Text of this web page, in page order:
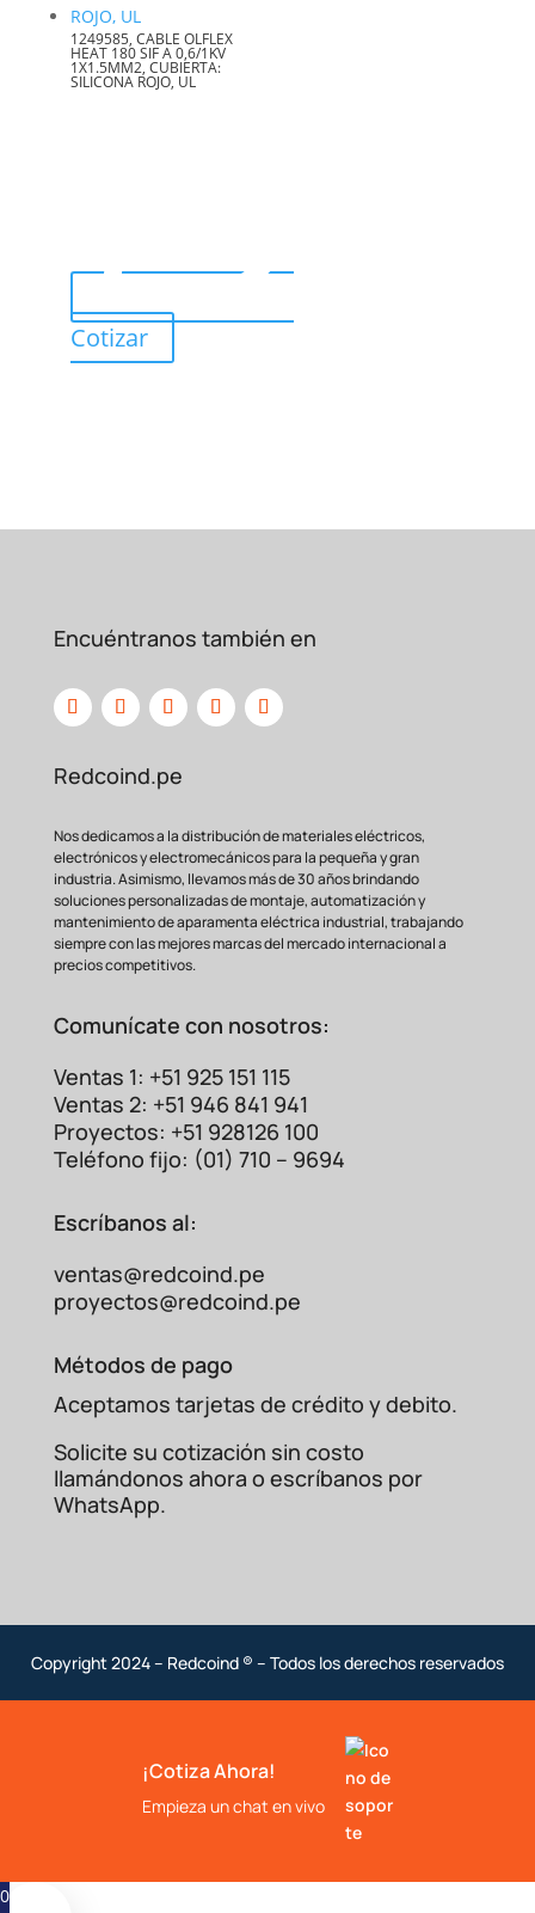
1249585, CABLE OLFLEX
HEAT 180 SIF A 0,6/1KV
1X1.5MM2, CUBIERTA:
SILICONA ROJO, UL
Cotizar
Encuéntranos también en
Redcoind.pe
Nos dedicamos a la distribución de materiales eléctricos,
electrónicos y electromecánicos para la pequeña y gran
industria. Asimismo, llevamos más de 30 años brindando
soluciones personalizadas de montaje, automatización y
mantenimiento de aparamenta eléctrica industrial, trabajando
siempre con las mejores marcas del mercado internacional a
precios competitivos.
Comunícate con nosotros:
Ventas 1: +51 925 151 115
Ventas 2: +51 946 841 941
Proyectos: +51 928126 100
Teléfono fijo: (01) 710 – 9694
Escríbanos al:
ventas@redcoind.pe
proyectos@redcoind.pe
Métodos de pago
Aceptamos tarjetas de crédito y debito.
Solicite su cotización sin costo
llamándonos ahora o escríbanos por
WhatsApp.
Copyright 2024 – Redcoind ® – Todos los derechos reservados
¡Cotiza Ahora!
Empieza un chat en vivo
0